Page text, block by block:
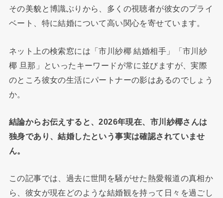
その美貌と博識ぶりから、多くの視聴者が彼女のプライ
ベート、特に結婚について高い関心を寄せています。
ネット上の検索窓には「市川紗椰 結婚相手」「市川紗
椰 旦那」といったキーワードが常に並びますが、実際
のところ彼女の生活にパートナーの影はあるのでしょう
か。
結論からお伝えすると、2026年現在、市川紗椰さんは
独身であり、結婚したという事実は確認されていませ
ん。
この記事では、過去に世間を騒がせた熱愛報道の真相か
ら、彼女が現在どのような結婚観を持って日々を過ごし